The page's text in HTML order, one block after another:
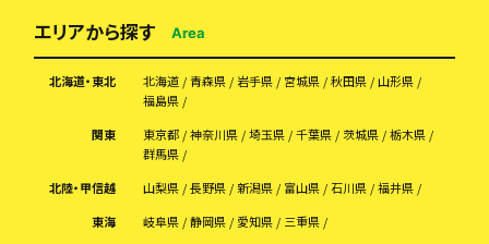
エリアから探す Area
北海道・東北 北海道 青森県 岩手県 宮城県 秋田県
山形県
福島県
関東
東京都 神奈川県 埼玉県 千葉県 茨城県
栃木県
群馬県
北陸・甲信越
山梨県 長野県 新潟県 富山県 石川県
福井県
東海
岐阜県 静岡県 愛知県
三重県